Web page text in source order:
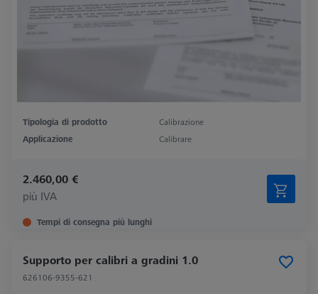
Tipologia di prodotto
Calibrazione
Applicazione
Calibrare
2.460,00 €
più IVA
Tempi di consegna più lunghi
Supporto per calibri a gradini 1.0
626106-9355-621